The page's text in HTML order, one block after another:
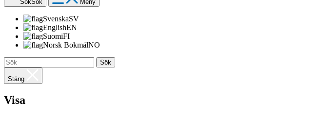
SökSök Meny
SvenskaSV
EnglishEN
SuomiFI
Norsk BokmålNO
Sök
Stäng
Visa